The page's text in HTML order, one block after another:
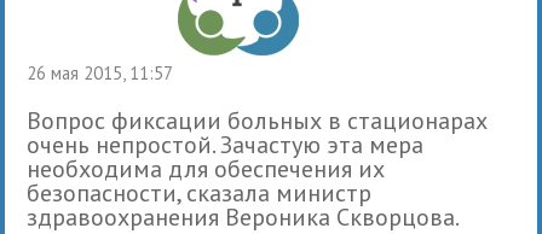
26 мая 2015, 11:57
Вопрос фиксации больных в стационарах
очень непростой. Зачастую эта мера
необходима для обеспечения их
безопасности, сказала министр
здравоохранения Вероника Скворцова.